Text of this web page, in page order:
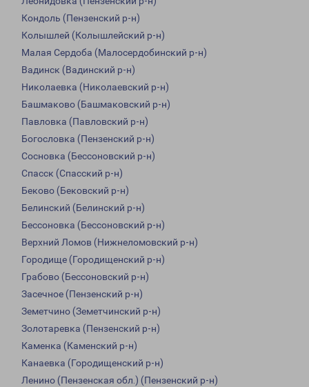
Кондоль (Пензенский р-н)
Колышлей (Колышлейский р-н)
Малая Сердоба (Малосердобинский р-н)
Вадинск (Вадинский р-н)
Николаевка (Николаевский р-н)
Башмаково (Башмаковский р-н)
Павловка (Павловский р-н)
Богословка (Пензенский р-н)
Сосновка (Бессоновский р-н)
Спасск (Спасский р-н)
Беково (Бековский р-н)
Белинский (Белинский р-н)
Бессоновка (Бессоновский р-н)
Верхний Ломов (Нижнеломовский р-н)
Городище (Городищенский р-н)
Грабово (Бессоновский р-н)
Засечное (Пензенский р-н)
Земетчино (Земетчинский р-н)
Золотаревка (Пензенский р-н)
Каменка (Каменский р-н)
Канаевка (Городищенский р-н)
Ленино (Пензенская обл.) (Пензенский р-н)